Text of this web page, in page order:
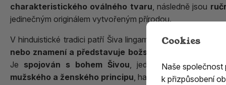
charakteristického oválného tvaru, následně jsou
jedinečným originálem vytvořeným přírodou.
V hinduistické tradici patří Šiva lingam mezi nejposvátnější
nebo znamení a představuje božskou přítomnost,
Je spojován s bohem Šivou, jedním z hlavních
mužského a ženského principu, harmonii protikladů a
Cookies
Naše společnost
k přizpůsobení